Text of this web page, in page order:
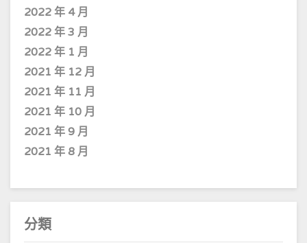
2022 年 4 月
2022 年 3 月
2022 年 1 月
2021 年 12 月
2021 年 11 月
2021 年 10 月
2021 年 9 月
2021 年 8 月
分類